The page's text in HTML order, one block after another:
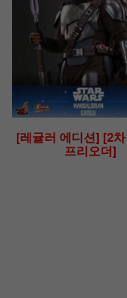
[레귤러 에디션] [2
프리오더]